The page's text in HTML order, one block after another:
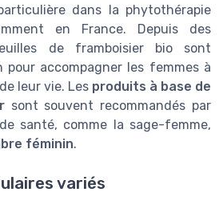
dans la phytothérapie
en France. Depuis des
de framboisier bio sont
accompagner les femmes à
leur vie. Les produits à base de
sont souvent recommandés par
santé, comme la sage-femme,
féminin.
variés